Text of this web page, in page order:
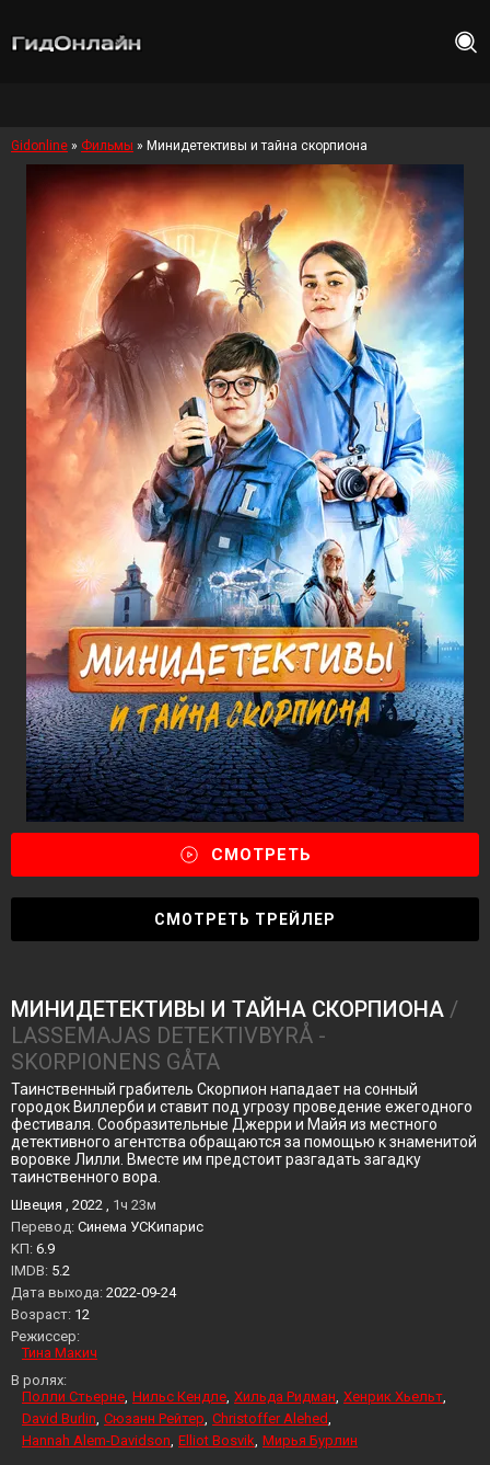
Gidonline » Фильмы » Минидетективы и тайна скорпиона
СМОТРЕТЬ
СМОТРЕТЬ ТРЕЙЛЕР
МИНИДЕТЕКТИВЫ И ТАЙНА СКОРПИОНА /
LASSEMAJAS DETEKTIVBYRÅ -
SKORPIONENS GÅTA
Таинственный грабитель Скорпион нападает на сонный
городок Виллерби и ставит под угрозу проведение ежегодного
фестиваля. Сообразительные Джерри и Майя из местного
детективного агентства обращаются за помощью к знаменитой
воровке Лилли. Вместе им предстоит разгадать загадку
таинственного вора.
Швеция , 2022 , 1ч 23м
Перевод: Синема УСКипарис
KП: 6.9
IMDB: 5.2
Дата выхода: 2022-09-24
Возраст: 12
Режиссер:
Тина Макич
В ролях:
Полли Стьерне Нильс Кендле Хильда Ридман Хенрик Хьельт
David Burlin Сюзанн Рейтер Christoffer Alehed
Hannah Alem-Davidson Elliot Bosvik Мирья Бурлин